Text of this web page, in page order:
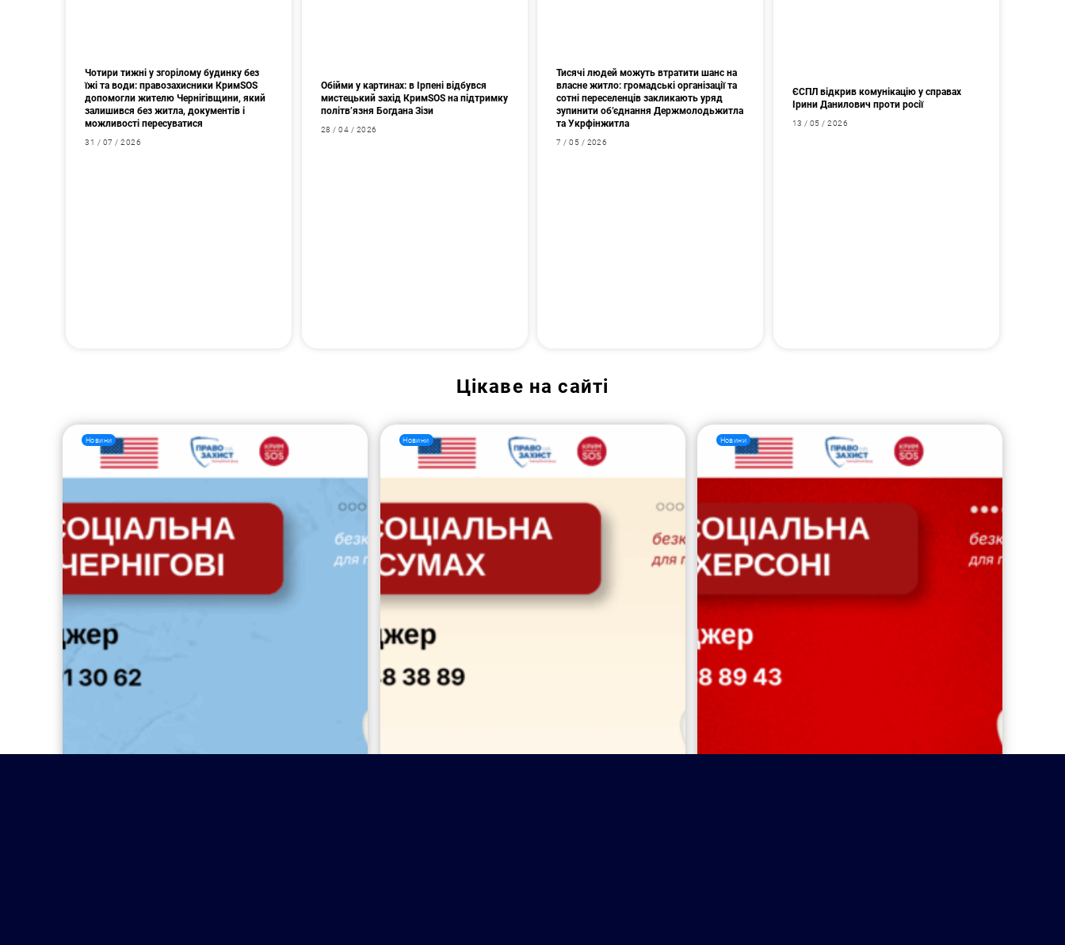
Чотири тижні у згорілому будинку без
їжі та води: правозахисники КримSOS
допомогли жителю Чернігівщини, який
залишився без житла, документів і
можливості пересуватися
31 / 07 / 2026
Обійми у картинах: в Ірпені відбувся
мистецький захід КримSOS на підтримку
політв’язня Богдана Зізи
28 / 04 / 2026
Тисячі людей можуть втратити шанс на
власне житло: громадські організації та
сотні переселенців закликають уряд
зупинити об’єднання Держмолодьжитла
та Укрфінжитла
7 / 05 / 2026
ЄСПЛ відкрив комунікацію у справах
Ірини Данилович проти росії
13 / 05 / 2026
Цікаве на сайті
Новини Новини Новини